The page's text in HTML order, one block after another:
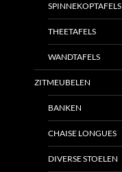
SPINNEKOPTAFELS
THEETAFELS
WANDTAFELS
ZITMEUBELEN
BANKEN
CHAISE LONGUES
DIVERSE STOELEN